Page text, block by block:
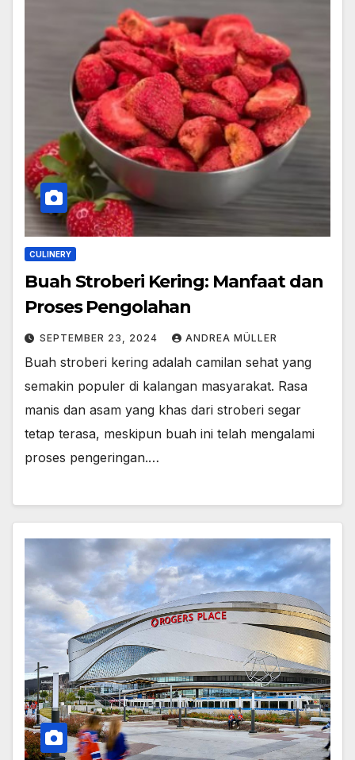
CULINERY
Buah Stroberi Kering: Manfaat dan
Proses Pengolahan
SEPTEMBER 23, 2024 ANDREA MÜLLER
Buah stroberi kering adalah camilan sehat yang
semakin populer di kalangan masyarakat. Rasa
manis dan asam yang khas dari stroberi segar
tetap terasa, meskipun buah ini telah mengalami
proses pengeringan.…